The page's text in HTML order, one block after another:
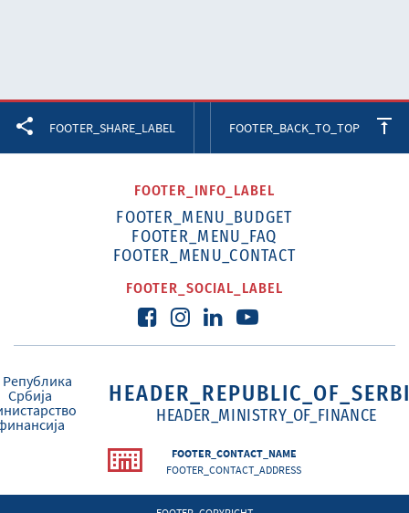
FOOTER_SHARE_LABEL FOOTER_BACK_TO_TOP
FOOTER_INFO_LABEL
FOOTER_MENU_BUDGET
FOOTER_MENU_FAQ
FOOTER_MENU_CONTACT
FOOTER_SOCIAL_LABEL
HEADER_MINISTRY_OF_FINANCE
FOOTER_CONTACT_NAME
FOOTER_CONTACT_ADDRESS